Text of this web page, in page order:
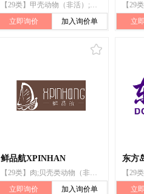
【29类】甲壳动物（非活）;小龙虾（非活）;肉;鱼（非活）;贝壳类动物（非活）;加工过的坚果;鱼制食品;虾（非活）;水产罐头
立即询价
加入询价单 立
鲜品航XPINHAN
【29类】肉;贝壳类动物（非活）;鲑鱼（非活）;果肉;番茄酱;蛋;奶油（奶制品）;加工过的坚果;木耳;豆腐
立即询价
加入询价单
东方
立